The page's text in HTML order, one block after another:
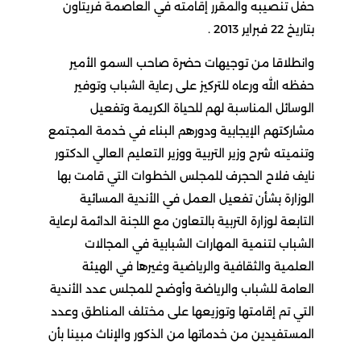
حفل تنصيبه والمقرر إقامته في العاصمة فريتاون
بتاريخ 22 فبراير 2013 .
وانطلاقا من توجيهات حضرة صاحب السمو الأمير
حفظه الله ورعاه للتركيز على رعاية الشباب وتوفير
الوسائل المناسبة لهم للحياة الكريمة وتفعيل
مشاركتهم الإيجابية ودورهم البناء في خدمة المجتمع
وتنميته شرح وزير التربية ووزير التعليم العالي الدكتور
نايف فلاح الحجرف للمجلس الخطوات التي قامت بها
الوزارة بشأن تفعيل العمل في الأندية المسائية
التابعة لوزارة التربية بالتعاون مع اللجنة الدائمة لرعاية
الشباب لتنمية المهارات الشبابية في المجالات
العلمية والثقافية والرياضية وغيرها في الهيئة
العامة للشباب والرياضة وأوضح للمجلس عدد الأندية
التي تم إقامتها وتوزيعها على مختلف المناطق وعدد
المستفيدين من خدماتها من الذكور والإناث مبينا بأن